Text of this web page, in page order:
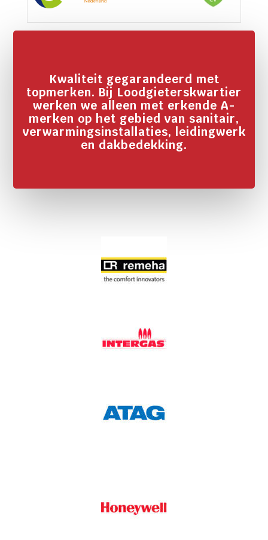
Kwaliteit gegarandeerd met
topmerken. Bij Loodgieterskwartier
werken we alleen met erkende A-
merken op het gebied van sanitair,
verwarmingsinstallaties, leidingwerk
en dakbedekking.